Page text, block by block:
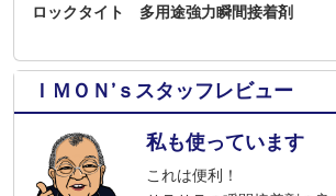
ロックタイト 多用途強力瞬間接着剤
ＩＭＯＮ’ｓスタッフレビュー
私も使っています
これは便利！